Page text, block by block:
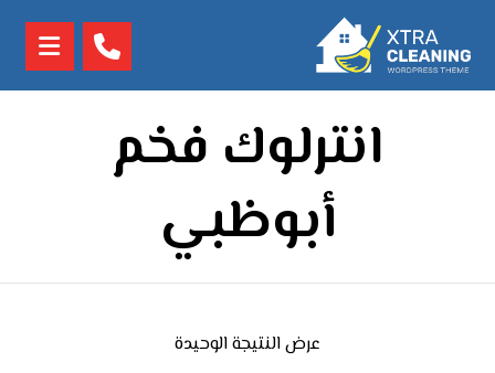
انترلوك فخم
أبوظبي
عرض النتيجة الوحيدة